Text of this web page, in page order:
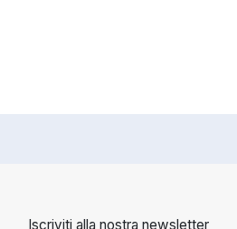
Iscriviti alla nostra newsletter